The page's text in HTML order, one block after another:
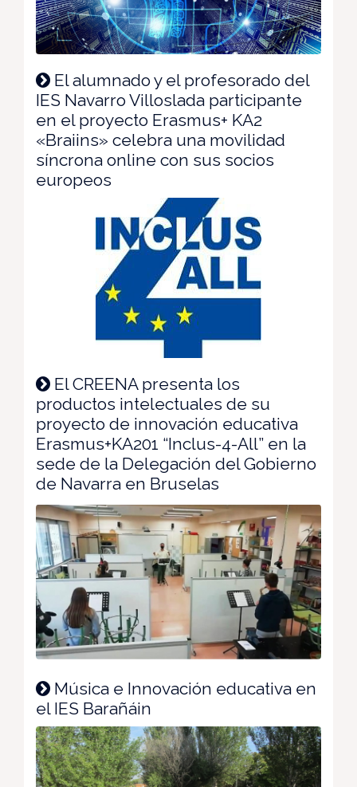
El alumnado y el profesorado del
IES Navarro Villoslada participante
en el proyecto Erasmus+ KA2
«Braiins» celebra una movilidad
síncrona online con sus socios
europeos
El CREENA presenta los
productos intelectuales de su
proyecto de innovación educativa
Erasmus+KA201 “Inclus-4-All” en la
sede de la Delegación del Gobierno
de Navarra en Bruselas
Música e Innovación educativa en
el IES Barañáin